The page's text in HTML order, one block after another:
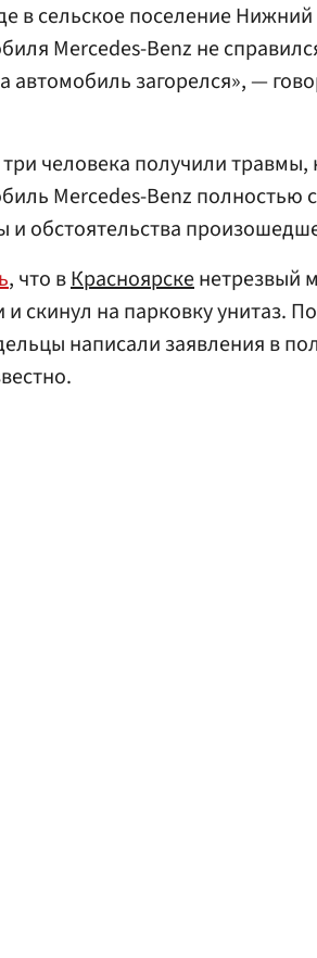
в сельское поселение
Mercedes-Benz не
автомобиль загорелся», —
человека получили
Mercedes-Benz полностью
и обстоятельства
, что вКрасноярскенетрезвый
скинул на парковку унитаз.
написали заявления в